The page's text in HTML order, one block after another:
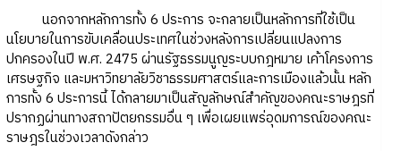
นอกจากหลักการทั้ง 6 ประการ จะกลายเป็นหลักการที่ใช้เป็น
นโยบายในการขับเคลื่อนประเทศในช่วงหลังการเปลี่ยนแปลงการ
ปกครองในปี พ.ศ. 2475 ผ่านรัฐธรรมนูญระบบกฎหมาย เค้าโครงการ
เศรษฐกิจ และมหาวิทยาลัยวิชาธรรมศาสตร์และการเมืองแล้วนั้น หลัก
การทั้ง 6 ประการนี้ ได้กลายมาเป็นสัญลักษณ์สำคัญของคณะราษฎรที่
ปรากฏผ่านทางสถาปัตยกรรมอื่น ๆ เพื่อเผยแพร่อุดมการณ์ของคณะ
ราษฎรในช่วงเวลาดังกล่าว